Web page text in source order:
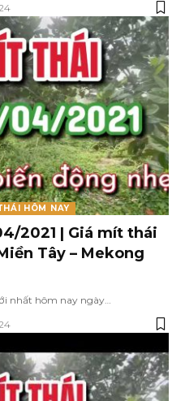
HÔM NAY
2021 | Giá mít thái
Tây – Mekong
nhất hôm nay ngày…